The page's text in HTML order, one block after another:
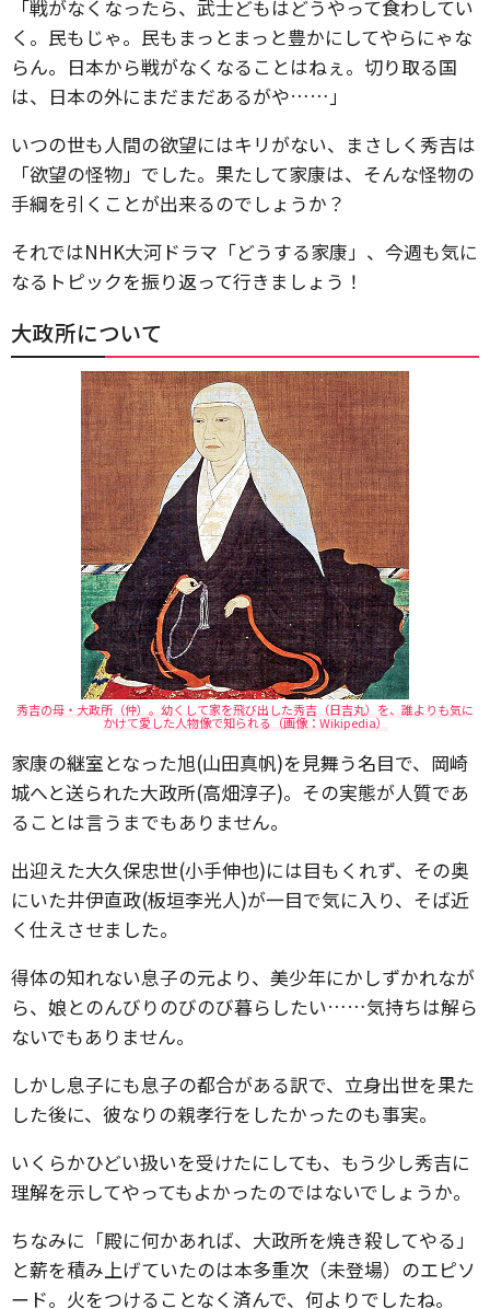
「戦がなくなったら、武士どもはどうやって食わしてい
く。民もじゃ。民もまっとまっと豊かにしてやらにゃな
らん。日本から戦がなくなることはねぇ。切り取る国
は、日本の外にまだまだあるがや……」
いつの世も人間の欲望にはキリがない、まさしく秀吉は
「欲望の怪物」でした。果たして家康は、そんな怪物の
手綱を引くことが出来るのでしょうか？
それではNHK大河ドラマ「どうする家康」、今週も気に
なるトピックを振り返って行きましょう！
大政所について
秀吉の母・大政所（仲）。幼くして家を飛び出した秀吉（日吉丸）を、誰よりも気に
かけて愛した人物像で知られる（画像：Wikipedia）
家康の継室となった旭(山田真帆)を見舞う名目で、岡崎
城へと送られた大政所(高畑淳子)。その実態が人質であ
ることは言うまでもありません。
出迎えた大久保忠世(小手伸也)には目もくれず、その奥
にいた井伊直政(板垣李光人)が一目で気に入り、そば近
く仕えさせました。
得体の知れない息子の元より、美少年にかしずかれなが
ら、娘とのんびりのびのび暮らしたい……気持ちは解ら
ないでもありません。
しかし息子にも息子の都合がある訳で、立身出世を果た
した後に、彼なりの親孝行をしたかったのも事実。
いくらかひどい扱いを受けたにしても、もう少し秀吉に
理解を示してやってもよかったのではないでしょうか。
ちなみに「殿に何かあれば、大政所を焼き殺してやる」
と薪を積み上げていたのは本多重次（未登場）のエピソ
ード。火をつけることなく済んで、何よりでしたね。